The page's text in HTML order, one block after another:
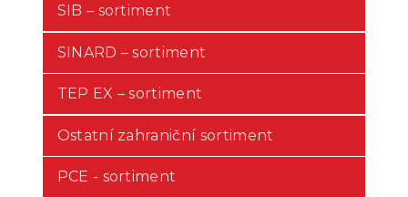
SIB – sortiment
SINARD – sortiment
TEP EX – sortiment
Ostatní zahraniční sortiment
PCE - sortiment